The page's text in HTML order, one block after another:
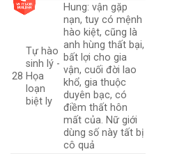
28
Tự hào
sinh lý -
Họa
loạn
biệt ly
Hung: vận gặp
nạn, tuy có mệnh
hào kiệt, cũng là
anh hùng thất bại,
bất lợi cho gia
vận, cuối đời lao
khổ, gia thuộc
duyên bạc, có
điềm thất hôn
mất của. Nữ giới
dùng số này tất bị
cô quả